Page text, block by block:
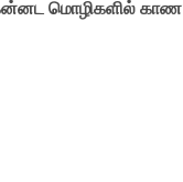
கன்னட மொழிகளில் காண